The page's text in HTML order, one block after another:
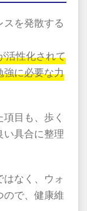
スを発散する
活性化されて
強に必要な力
目も、歩く
い具合に整理
なく、ウォ
ので、健康維